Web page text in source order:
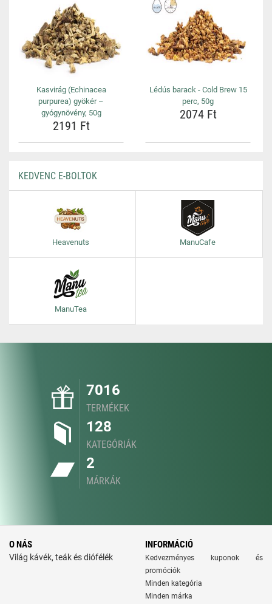
Kasvirág (Echinacea
purpurea) gyökér –
gyógynövény, 50g
2191 Ft
Lédús barack - Cold Brew 15
perc, 50g
2074 Ft
KEDVENC E-BOLTOK
Heavenuts ManuCafe
ManuTea
7016
TERMÉKEK
128
KATEGÓRIÁK
2
MÁRKÁK
O NÁS
Világ kávék, teák és diófélék
INFORMÁCIÓ
Kedvezményes kuponok és
promóciók
Minden kategória
Minden márka